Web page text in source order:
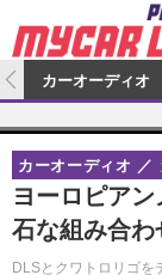
カーオーディオ
特集記
プロショッ
カーオーディ
カスタマイズ
カスタマイズ
カスタマイズ
カーグッズ
カーグッズ特
自動車
カーオーディオ
ヨーロピア
石な組み合
DLSとクワトロリゴを
カーオーディオ